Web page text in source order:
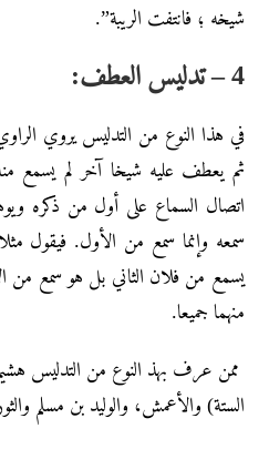
شيخه ؛ فانتفت الريبة”.
4 – تدليس العطف:
في هذا النوع من التدليس يروي
ثم يعطف عليه شيخا آخر لم يسمع
اتصال السماع على أول من ذكره
سمعه وإنما سمع من الأول. فيقول
يسمع من فلان الثاني بل هو سمع من
منهما جميعا.
ممن عرف بهذ النوع من التدليس
الستة) والأعمش، والوليد بن مسلم